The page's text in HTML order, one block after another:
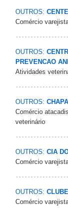
OUTROS:
Comércio
OUTROS:
PREVENCAO
Atividades
OUTROS:
Comércio
veterinário
OUTROS: CIA
Comércio
OUTROS:
Comércio